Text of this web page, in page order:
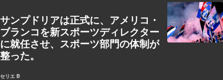
サンプドリアは正式に、アメリコ・
ブランコを新スポーツディレクター
に就任させ、スポーツ部門の体制が
整った。
セリエ B